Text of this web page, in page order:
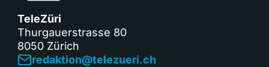
TeleZüri
Thurgauerstrasse 80
8050 Zürich
redaktion@telezueri.ch